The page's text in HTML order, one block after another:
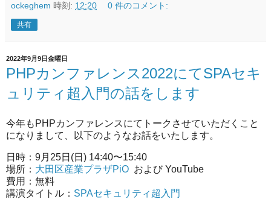
ockeghem 時刻: 12:20 0 件のコメント:
共有
2022年9月9日金曜日
PHPカンファレンス2022にてSPAセキ
ュリティ超入門の話をします
今年もPHPカンファレンスにてトークさせていただくこと
になりまして、以下のようなお話をいたします。
日時：9月25日(日) 14:40〜15:40
場所： 大田区産業プラザPiO および YouTube
費用：無料
講演タイトル： SPAセキュリティ超入門